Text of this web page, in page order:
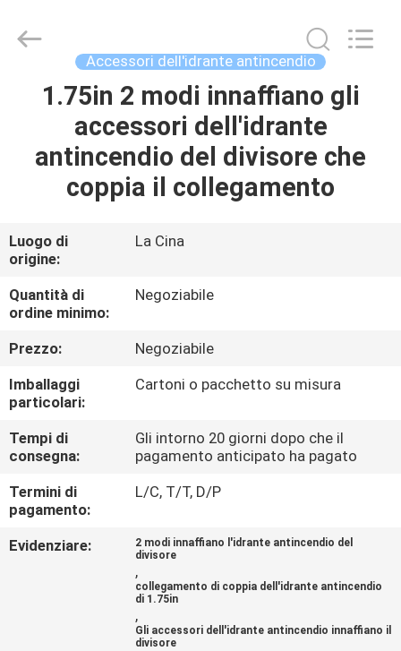
CASA
PRODOTTI
CIRCA
NOI
GIRO
DELLA
FABBRICA
CONTROLLO
DI
QUALITÀ
CONTATTICI
& Equipment
Accessori dell'idrante antincendio
1.75in 2 modi innaffiano gli
accessori dell'idrante
antincendio del divisore che
coppia il collegamento
Luogo di
origine:
La Cina
Quantità di
ordine minimo:
Negoziabile
Prezzo:
Negoziabile
Imballaggi
particolari:
Cartoni o pacchetto su misura
Tempi di
consegna:
Gli intorno 20 giorni dopo che il
pagamento anticipato ha pagato
Termini di
pagamento:
L/C, T/T, D/P
Evidenziare:
2 modi innaffiano l'idrante antincendio del
divisore
,
collegamento di coppia dell'idrante antincendio
di 1.75in
,
Gli accessori dell'idrante antincendio innaffiano il
divisore